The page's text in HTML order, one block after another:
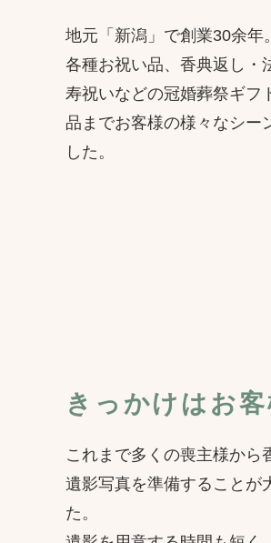
地元「新潟」で創業30余年。
各種お祝い品、香典返し・
寿祝いなどの冠婚葬祭ギフ
品までお客様の様々なシー
した。
きっかけはお
これまで多くの喪主様から
遺影写真を準備することが
た。